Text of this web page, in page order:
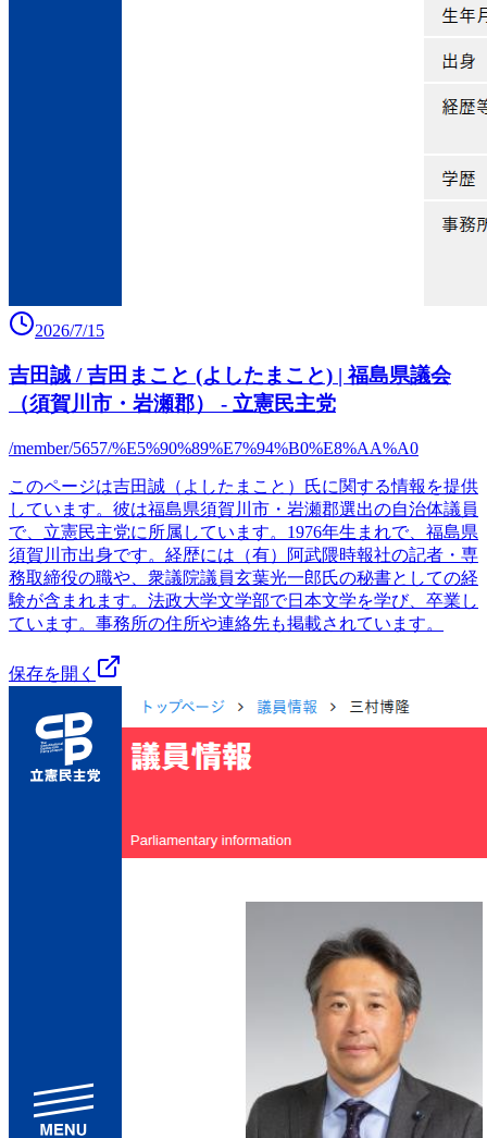
2026/7/15
吉田誠 / 吉田まこと (よしたまこと) | 福島県議会
（須賀川市・岩瀬郡） - 立憲民主党
/member/5657/%E5%90%89%E7%94%B0%E8%AA%A0
このページは吉田誠（よしたまこと）氏に関する情報を提供
しています。彼は福島県須賀川市・岩瀬郡選出の自治体議員
で、立憲民主党に所属しています。1976年生まれで、福島県
須賀川市出身です。経歴には（有）阿武隈時報社の記者・専
務取締役の職や、衆議院議員玄葉光一郎氏の秘書としての経
験が含まれます。法政大学文学部で日本文学を学び、卒業し
ています。事務所の住所や連絡先も掲載されています。
保存を開く